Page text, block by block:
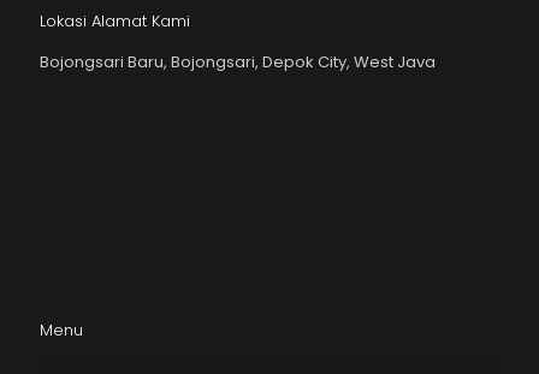
Lokasi Alamat Kami
Bojongsari Baru, Bojongsari, Depok City, West Java
Menu